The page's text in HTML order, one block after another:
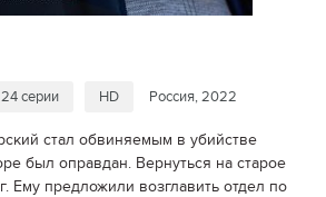
24 серии HD Россия, 2022
стал обвиняемым в убийстве
был оправдан. Вернуться на старое
Ему предложили возглавить отдел по